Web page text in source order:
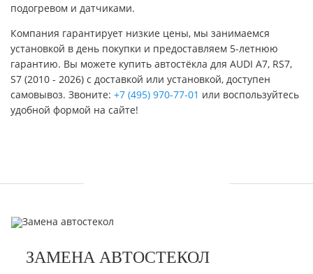
подогревом и датчиками.
Компания гарантирует низкие цены, мы занимаемся
установкой в день покупки и предоставляем 5-летнюю
гарантию. Вы можете купить автостёкла для AUDI A7, RS7,
S7 (2010 - 2026) с доставкой или установкой, доступен
самовывоз. Звоните: +7 (495) 970-77-01 или воспользуйтесь
удобной формой на сайте!
ЗАМЕНА АВТОСТЕКОЛ